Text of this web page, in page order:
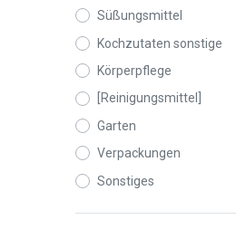
Süßungsmittel
Kochzutaten sonstige
Körperpflege
[Reinigungsmittel]
Garten
Verpackungen
Sonstiges